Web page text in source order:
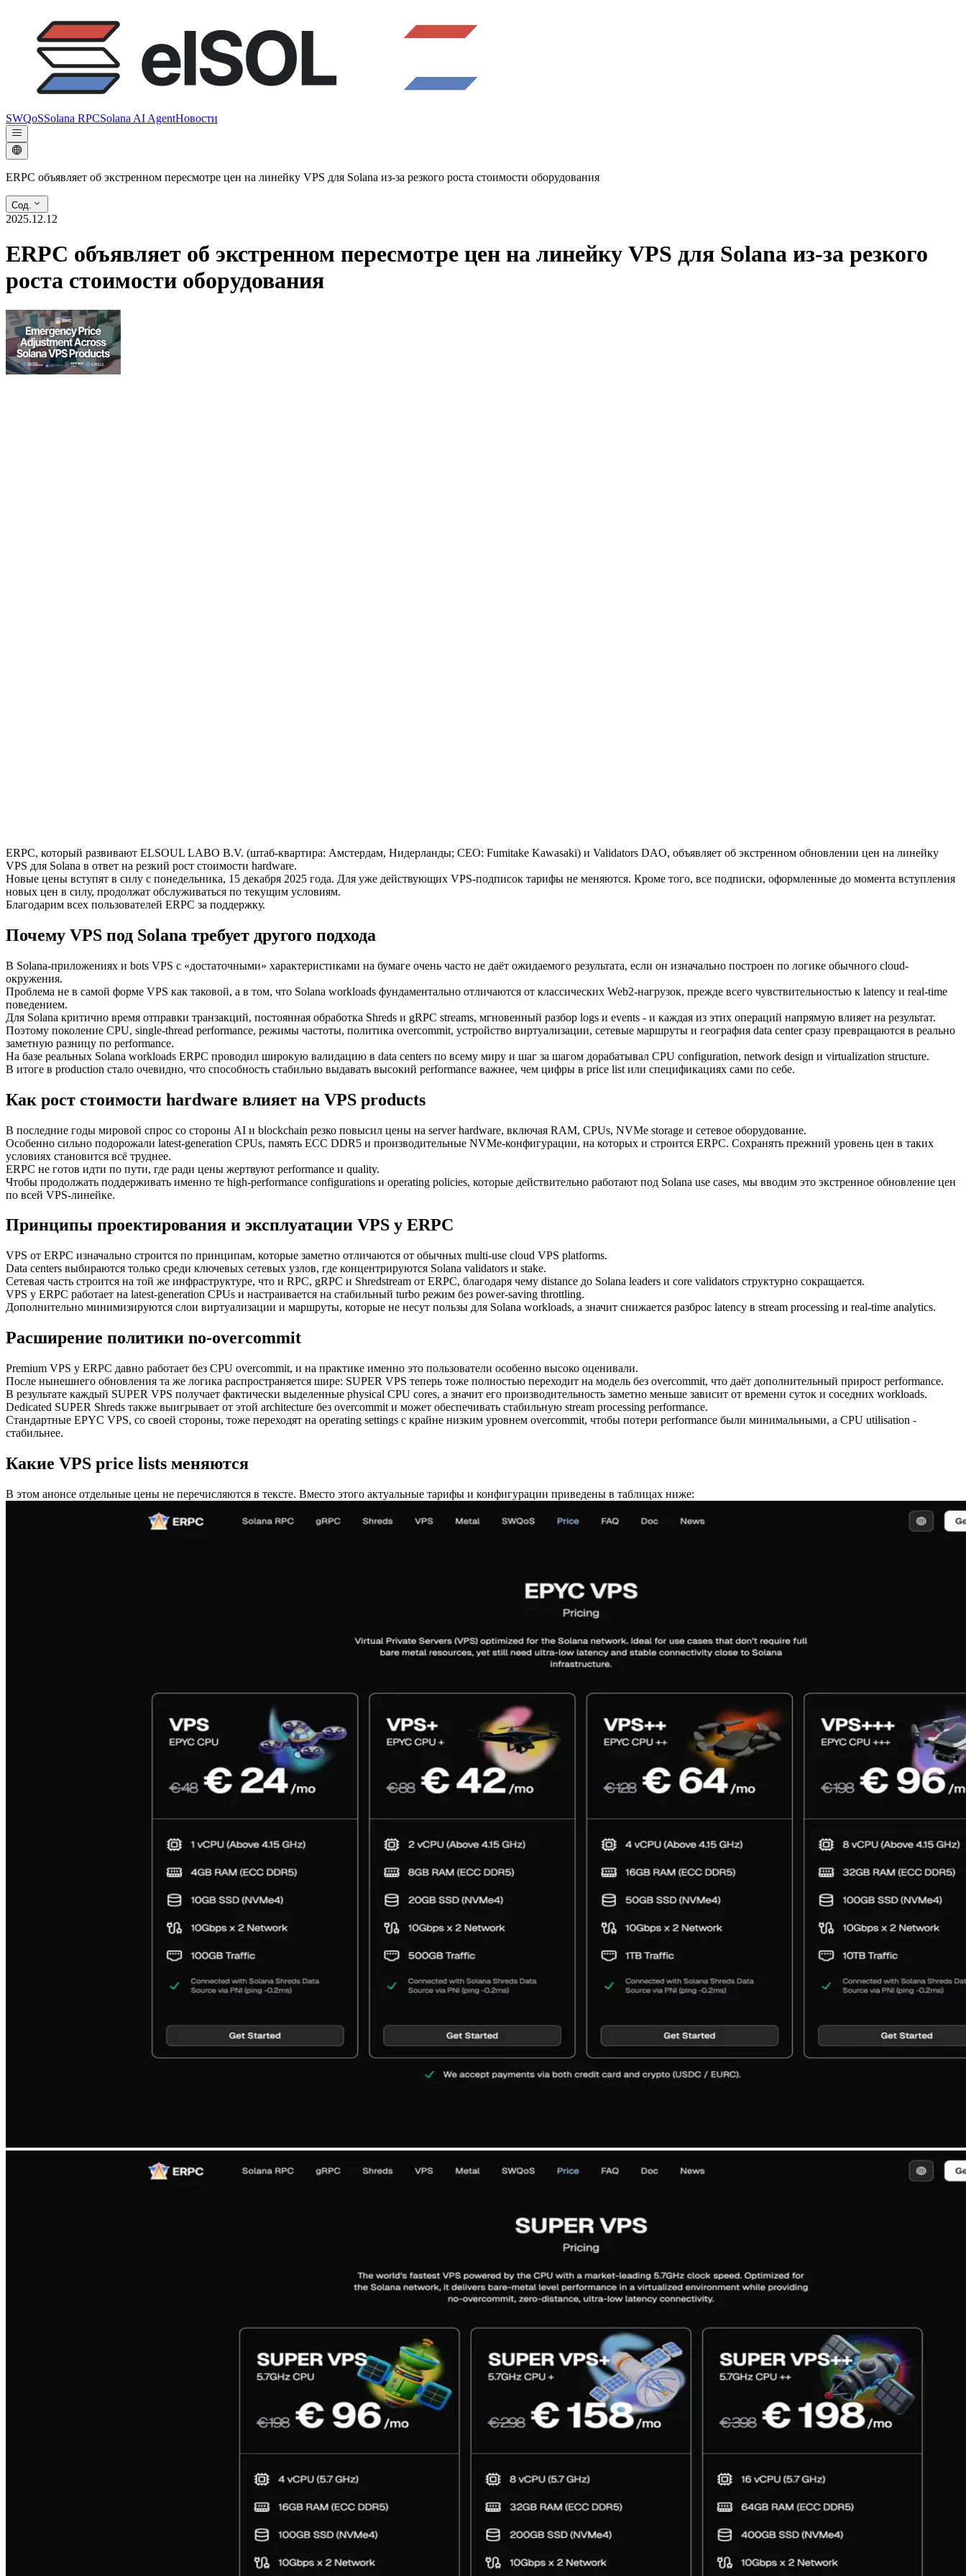
SWQoSSolana RPCSolana AI AgentНовости
ERPC объявляет об экстренном пересмотре цен на линейку VPS для Solana из-за резкого роста стоимости оборудования
Сод.
2025.12.12
ERPC объявляет об экстренном пересмотре цен на линейку VPS для Solana из-за резкого
роста стоимости оборудования
ERPC, который развивают ELSOUL LABO B.V. (штаб-квартира: Амстердам, Нидерланды; CEO: Fumitake Kawasaki) и Validators DAO, объявляет об экстренном обновлении цен на линейку
VPS для Solana в ответ на резкий рост стоимости hardware.
Новые цены вступят в силу с понедельника, 15 декабря 2025 года. Для уже действующих VPS-подписок тарифы не меняются. Кроме того, все подписки, оформленные до момента вступления
новых цен в силу, продолжат обслуживаться по текущим условиям.
Благодарим всех пользователей ERPC за поддержку.
Почему VPS под Solana требует другого подхода
В Solana-приложениях и bots VPS с «достаточными» характеристиками на бумаге очень часто не даёт ожидаемого результата, если он изначально построен по логике обычного cloud-
окружения.
Проблема не в самой форме VPS как таковой, а в том, что Solana workloads фундаментально отличаются от классических Web2-нагрузок, прежде всего чувствительностью к latency и real-time
поведением.
Для Solana критично время отправки транзакций, постоянная обработка Shreds и gRPC streams, мгновенный разбор logs и events - и каждая из этих операций напрямую влияет на результат.
Поэтому поколение CPU, single-thread performance, режимы частоты, политика overcommit, устройство виртуализации, сетевые маршруты и география data center сразу превращаются в реально
заметную разницу по performance.
На базе реальных Solana workloads ERPC проводил широкую валидацию в data centers по всему миру и шаг за шагом дорабатывал CPU configuration, network design и virtualization structure.
В итоге в production стало очевидно, что способность стабильно выдавать высокий performance важнее, чем цифры в price list или спецификациях сами по себе.
Как рост стоимости hardware влияет на VPS products
В последние годы мировой спрос со стороны AI и blockchain резко повысил цены на server hardware, включая RAM, CPUs, NVMe storage и сетевое оборудование.
Особенно сильно подорожали latest-generation CPUs, память ECC DDR5 и производительные NVMe-конфигурации, на которых и строится ERPC. Сохранять прежний уровень цен в таких
условиях становится всё труднее.
ERPC не готов идти по пути, где ради цены жертвуют performance и quality.
Чтобы продолжать поддерживать именно те high-performance configurations и operating policies, которые действительно работают под Solana use cases, мы вводим это экстренное обновление цен
по всей VPS-линейке.
Принципы проектирования и эксплуатации VPS у ERPC
VPS от ERPC изначально строится по принципам, которые заметно отличаются от обычных multi-use cloud VPS platforms.
Data centers выбираются только среди ключевых сетевых узлов, где концентрируются Solana validators и stake.
Сетевая часть строится на той же инфраструктуре, что и RPC, gRPC и Shredstream от ERPC, благодаря чему distance до Solana leaders и core validators структурно сокращается.
VPS у ERPC работает на latest-generation CPUs и настраивается на стабильный turbo режим без power-saving throttling.
Дополнительно минимизируются слои виртуализации и маршруты, которые не несут пользы для Solana workloads, а значит снижается разброс latency в stream processing и real-time analytics.
Расширение политики no-overcommit
Premium VPS у ERPC давно работает без CPU overcommit, и на практике именно это пользователи особенно высоко оценивали.
После нынешнего обновления та же логика распространяется шире: SUPER VPS теперь тоже полностью переходит на модель без overcommit, что даёт дополнительный прирост performance.
В результате каждый SUPER VPS получает фактически выделенные physical CPU cores, а значит его производительность заметно меньше зависит от времени суток и соседних workloads.
Dedicated SUPER Shreds также выигрывает от этой architecture без overcommit и может обеспечивать стабильную stream processing performance.
Стандартные EPYC VPS, со своей стороны, тоже переходят на operating settings с крайне низким уровнем overcommit, чтобы потери performance были минимальными, а CPU utilisation -
стабильнее.
Какие VPS price lists меняются
В этом анонсе отдельные цены не перечисляются в тексте. Вместо этого актуальные тарифы и конфигурации приведены в таблицах ниже: